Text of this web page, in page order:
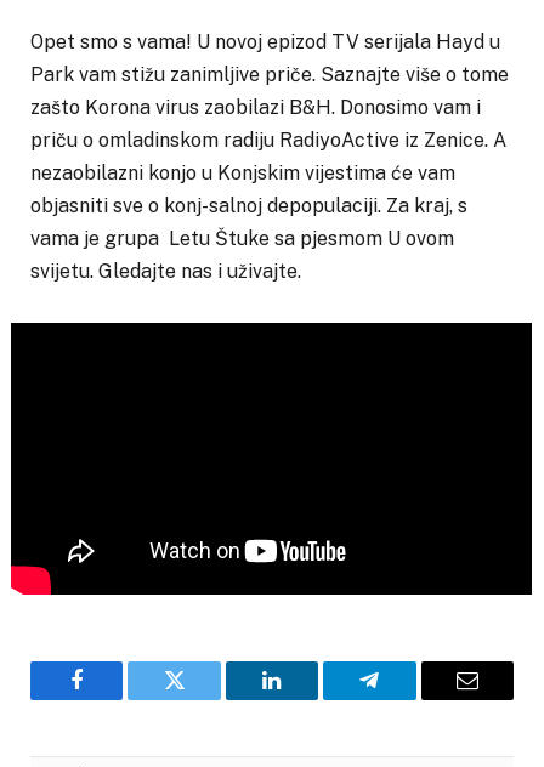
Opet smo s vama! U novoj epizod TV serijala Hayd u
Park vam stižu zanimljive priče. Saznajte više o tome
zašto Korona virus zaobilazi B&H. Donosimo vam i
priču o omladinskom radiju RadiyoActive iz Zenice. A
nezaobilazni konjo u Konjskim vijestima će vam
objasniti sve o konj-salnoj depopulaciji. Za kraj, s
vama je grupa Letu Štuke sa pjesmom U ovom
svijetu. Gledajte nas i uživajte.
Facebook Twitter LinkedIn Telegram Email